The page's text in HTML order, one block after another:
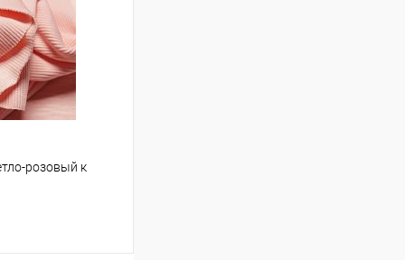
В наличии
пенье,
розовый к